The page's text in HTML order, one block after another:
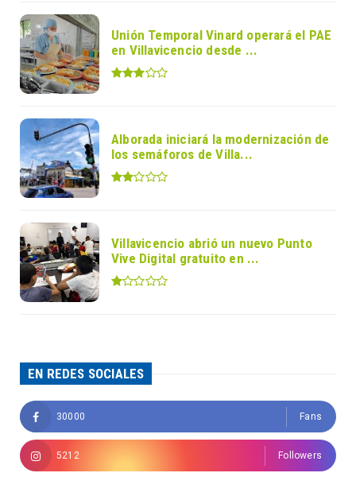
Unión Temporal Vinard operará el PAE
en Villavicencio desde ...
Alborada iniciará la modernización de
los semáforos de Villa...
Villavicencio abrió un nuevo Punto
Vive Digital gratuito en ...
EN REDES SOCIALES
30000 Fans
5212 Followers